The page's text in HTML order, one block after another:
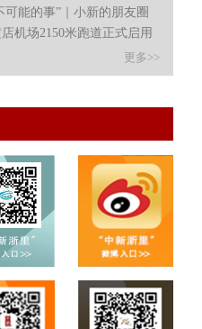
能的事”｜小新的朋友圈
机场2150米跑道正式启用
更多>>